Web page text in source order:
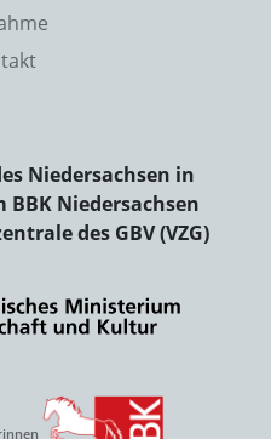
Niedersachsen in
Niedersachsen
des GBV (VZG)